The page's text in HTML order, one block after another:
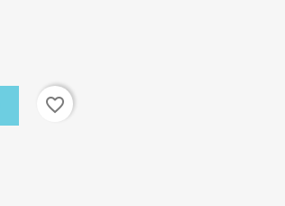
favorite_border